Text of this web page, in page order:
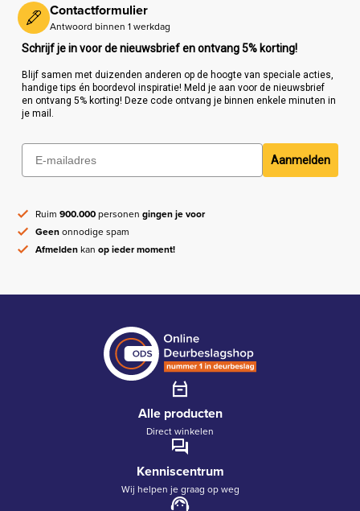
Contactformulier
Antwoord binnen 1 werkdag
Schrijf je in voor de nieuwsbrief en ontvang 5% korting!
Blijf samen met duizenden anderen op de hoogte van speciale acties,
handige tips én boordevol inspiratie! Meld je aan voor de nieuwsbrief
en ontvang 5% korting! Deze code ontvang je binnen enkele minuten in
je mail.
Aanmelden
Ruim900.000personengingen je voor
Geenonnodige spam
Afmeldenkanop ieder moment!
Alle producten
Direct winkelen
Kenniscentrum
Wij helpen je graag op weg